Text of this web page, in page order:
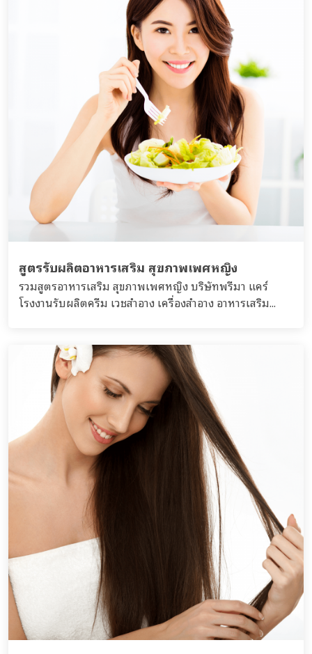
สูตรรับผลิตอาหารเสริม สุขภาพเพศหญิง
รวมสูตรอาหารเสริม สุขภาพเพศหญิง บริษัทพรีมา แคร์
โรงงานรับผลิตครีม เวชสำอาง เครื่องสำอาง อาหารเสริม...